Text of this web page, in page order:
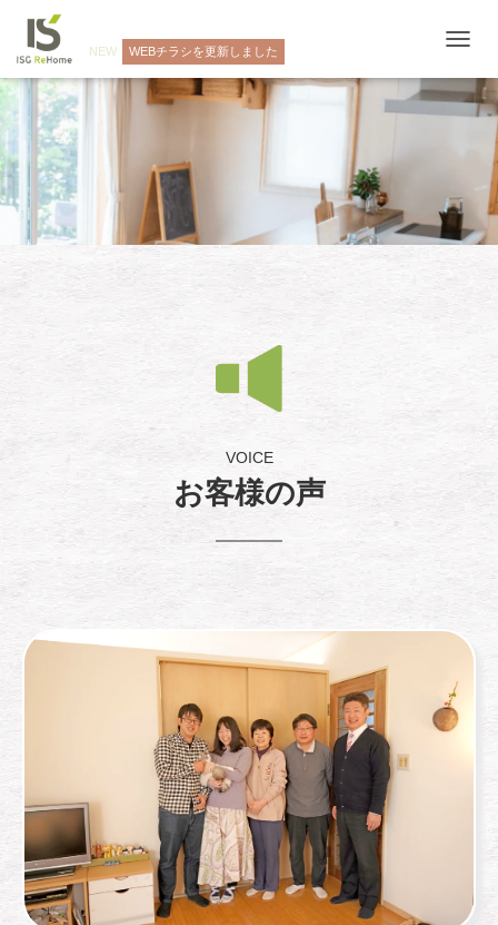
NEW WEBチラシを更新しました
ビ
ゲ
ー
を
切
り
お客様の声
VOICE